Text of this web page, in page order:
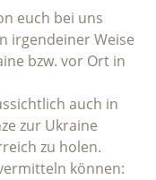
euch bei uns
irgendeiner Weise
bzw. vor Ort in
auch in
zur Ukraine
zu holen.
können: